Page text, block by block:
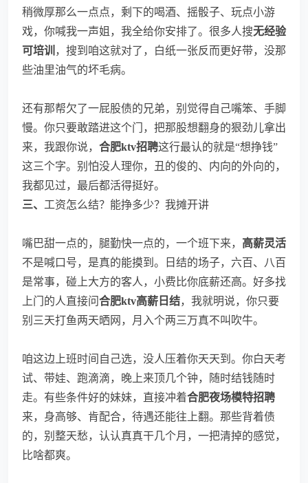
稍微厚那么一点点，剩下的喝酒、摇骰子、玩点小游
戏，你喊我一声姐，我全给你安排了。很多人搜无经验
可培训 ，搜到咱这就对了，白纸一张反而更好带，没那
些油里油气的坏毛病。
还有那帮欠了一屁股债的兄弟，别觉得自己嘴笨、手脚
慢。你只要敢踏进这个门，把那股想翻身的狠劲儿拿出
来，我跟你说， 合肥ktv招聘这行最认的就是“想挣钱”
这三个字。别怕没人理你，丑的俊的、内向的外向的，
我都见过，最后都活得挺好。
三、 工资怎么结？能挣多少？我摊开讲
嘴巴甜一点的，腿勤快一点的，一个班下来， 高薪灵活
不是喊口号，是真的能摸到。日结的场子，六百、八百
是常事，碰上大方的客人，小费比你底薪还高。好多找
上门的人直接问合肥ktv高薪日结，我就明说，你只要
别三天打鱼两天晒网，月入个两三万真不叫吹牛。
咱这边上班时间自己选，没人压着你天天到。你白天考
试、带娃、跑滴滴，晚上来顶几个钟，随时结钱随时
走。有些条件好的妹妹，直接冲着合肥夜场模特招聘
来，身高够、肯配合，待遇还能往上翻。那些背着债
的，别整天愁，认认真真干几个月，一把清掉的感觉，
比啥都爽。